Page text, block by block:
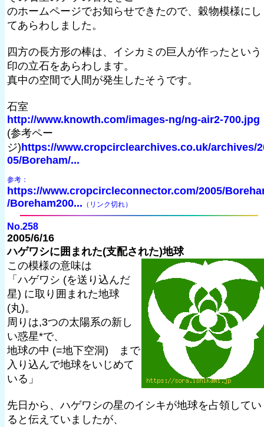
のホームページでお知らせできたので、穀物模様にし
てあらわしました。
四方の長方形の棒は、イシカミの巨人が作ったという
印の立石をあらわします。
真中の空間で人間が発生したそうです。
石室
http://www.knowth.com/images-ng/ng-air2-700.jpg
(参考ペー
ジ) https://www.cropcirclearchives.co.uk/archives/
05/Boreham/...
参考：
https://www.cropcircleconnector.com/2005/
/Boreham200... （リンク切れ）
No.258
2005/6/16
ハゲワシに囲まれた(支配された)地球
この模様の意味は
「ハゲワシ (を送り込んだ
星) に取り囲まれた地球
(丸)。
周りは,3つの太陽系の新し
い惑星*で、
地球の中 (=地下空洞) まで
入り込んで地球をいじめて
いる」
先日から、ハゲワシの星のイシキが地球を占領してい
ると伝えていましたが、